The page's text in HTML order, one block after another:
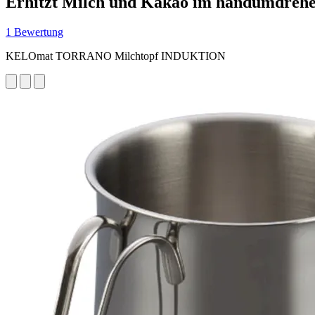
1 Bewertung
KELOmat TORRANO Milchtopf INDUKTION